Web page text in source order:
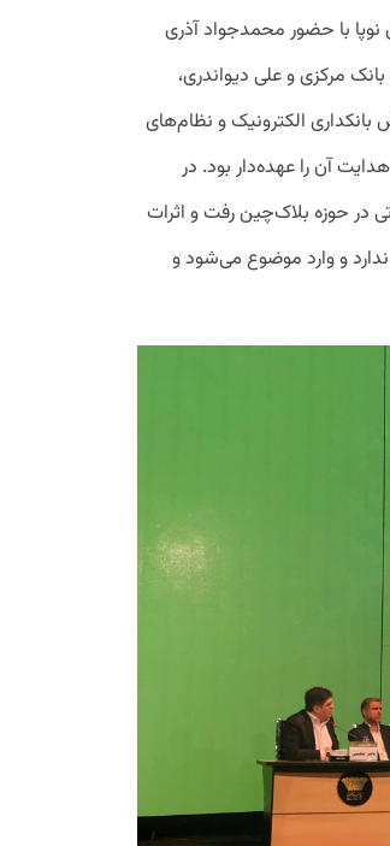
با حضور محمدجواد آذری
مرکزی و علی دیواندری،
الکترونیک و نظام‌های
آن را عهده‌دار بود. در
در حوزه بلاک‌چین رفت و اثرات
ندارد و وارد موضوع می‌شود و